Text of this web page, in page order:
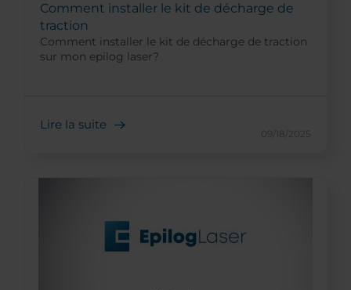
Comment installer le kit de décharge de
traction
Comment installer le kit de décharge de traction
sur mon epilog laser?
Lire la suite
09/18/2025